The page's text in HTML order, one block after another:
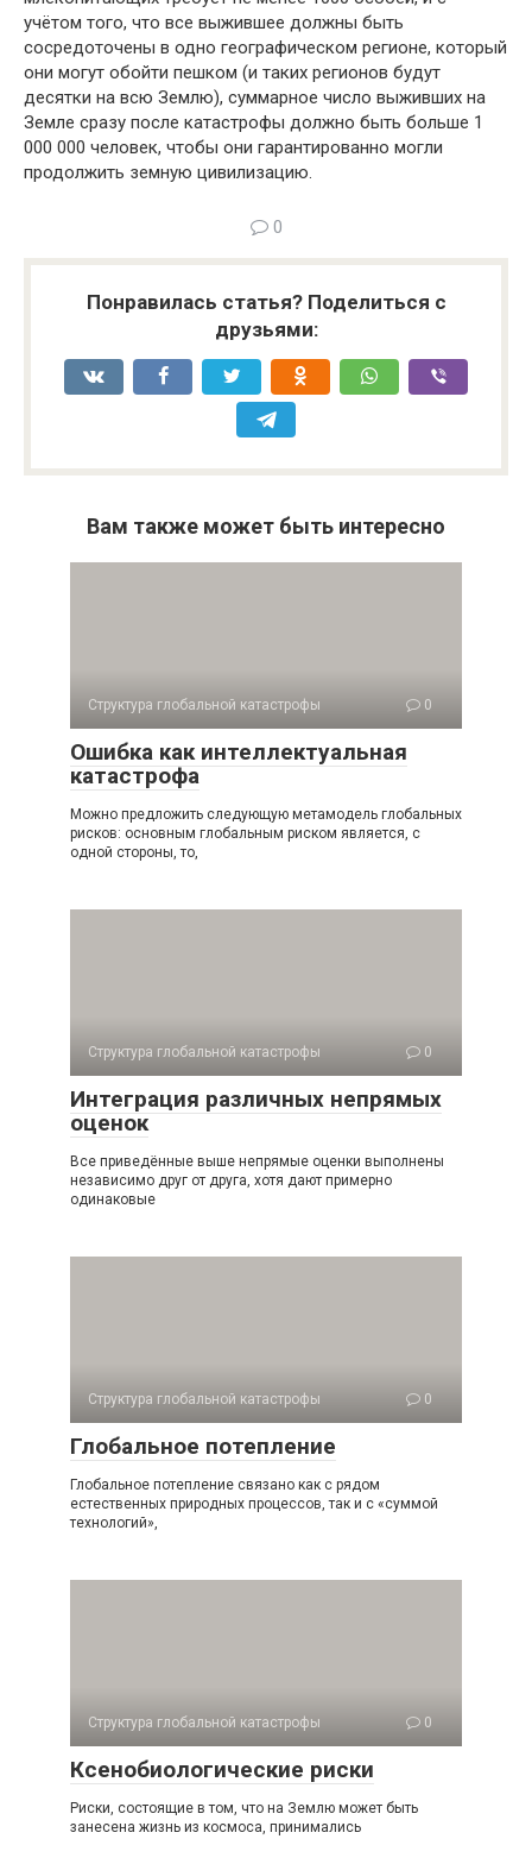
учётом того, что все выжившее должны быть
сосредоточены в одно географическом регионе, который
они могут обойти пешком (и таких регионов будут
десятки на всю Землю), суммарное число выживших на
Земле сразу после катастрофы должно быть больше 1
000 000 человек, чтобы они гарантированно могли
продолжить земную цивилизацию.
0
Понравилась статья? Поделиться с
друзьями:
Вам также может быть интересно
Структура глобальной катастрофы 0
Ошибка как интеллектуальная
катастрофа
Можно предложить следующую метамодель глобальных
рисков: основным глобальным риском является, с
одной стороны, то,
Структура глобальной катастрофы 0
Интеграция различных непрямых
оценок
Все приведённые выше непрямые оценки выполнены
независимо друг от друга, хотя дают примерно
одинаковые
Структура глобальной катастрофы 0
Глобальное потепление
Глобальное потепление связано как с рядом
естественных природных процессов, так и с «суммой
технологий»,
Структура глобальной катастрофы 0
Ксенобиологические риски
Риски, состоящие в том, что на Землю может быть
занесена жизнь из космоса, принимались